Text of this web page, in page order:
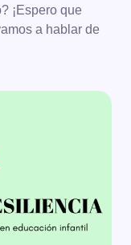
¡Espero que
a hablar de